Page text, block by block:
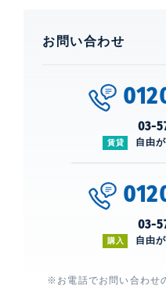
お問い合わせ
03-
賃貸 自由
03-
購入 自由
※お電話でお問い合わせ